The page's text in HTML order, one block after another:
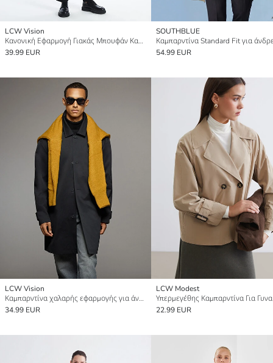
LCW Vision
Κανονική Εφαρμογή Γιακάς Μπουφάν Καμπαρντίνα Για Άνδρες
39.99 EUR
SOUTHBLUE
Καμπαρντίνα Standard Fit για
54.99 EUR
LCW Vision
Καμπαρντίνα χαλαρής εφαρμογής για άνδρες
34.99 EUR
LCW Modest
22.99 EUR